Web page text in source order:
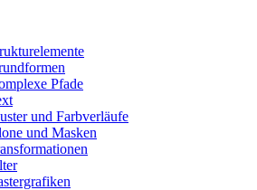
Pfade
und Farbverläufe
und Masken